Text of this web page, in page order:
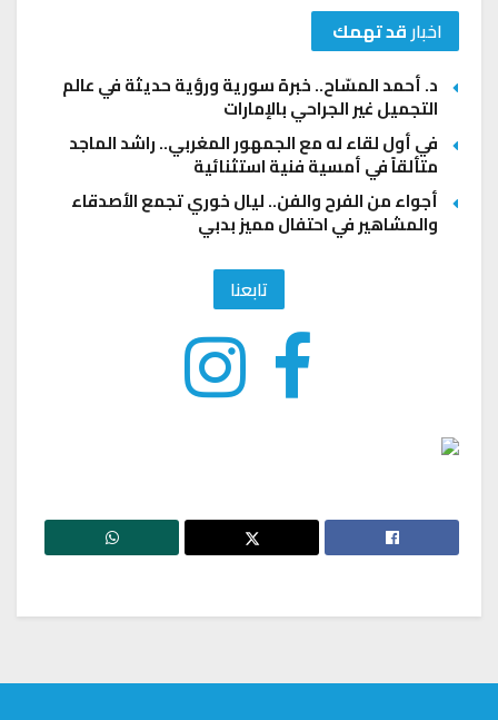
اخبارقد تهمك
د. أحمد المسّاح.. خبرة سورية ورؤية حديثة في عالم
التجميل غير الجراحي بالإمارات
في أول لقاء له مع الجمهور المغربي.. راشد الماجد
متألقاً في أمسية فنية استثنائية
أجواء من الفرح والفن.. ليال خوري تجمع الأصدقاء
والمشاهير في احتفال مميز بدبي
تابعنا